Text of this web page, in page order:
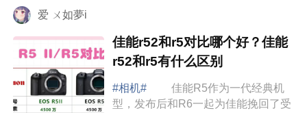
爱 ㄨ如夢i
佳能r52和r5对比哪个好？佳能
r52和r5有什么区别
#相机#
佳能R5作为一代经典机
型，发布后和R6一起为佳能挽回了受